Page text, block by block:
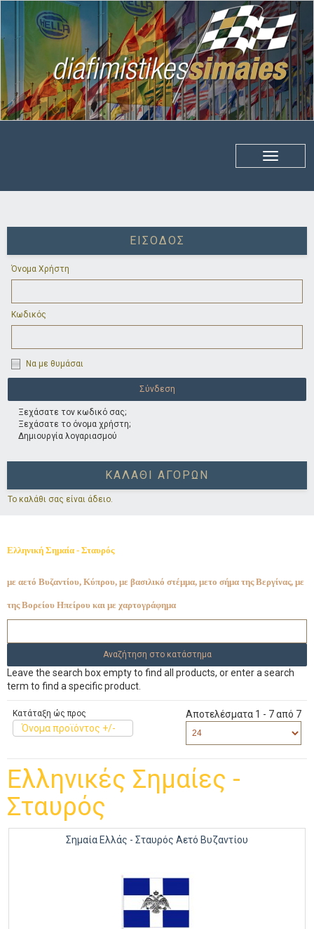
ΕΊΣΟΔΟΣ
Όνομα Χρήστη
Κωδικός
Να με θυμάσαι
Ξεχάσατε τον κωδικό σας;
Ξεχάσατε το όνομα χρήστη;
Δημιουργία λογαριασμού
ΚΑΛΆΘΙ ΑΓΟΡΏΝ
Το καλάθι σας είναι άδειο.
Ελληνική Σημαία - Σταυρός
με αετό Βυζαντίου, Κύπρου, με βασιλικό στέμμα, μετο σήμα της Βεργίνας, με
της Βορείου Ηπείρου και με χαρτογράφημα
Leave the search box empty to find all products, or enter a search
term to find a specific product.
Κατάταξη ώς προς
Όνομα προϊόντος +/-
Αποτελέσματα 1 - 7 από 7
Ελληνικές Σημαίες -
Σταυρός
Σημαία Ελλάς - Σταυρός Αετό Βυζαντίου